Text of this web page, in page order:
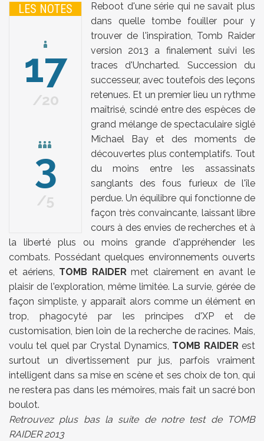
LES NOTES
17
20
3
5
Reboot d'une série qui ne savait plus
dans quelle tombe fouiller pour y
trouver de l'inspiration, Tomb Raider
version 2013 a finalement suivi les
traces d'Uncharted. Succession du
successeur, avec toutefois des leçons
retenues. Et un premier lieu un rythme
maîtrisé, scindé entre des espèces de
grand mélange de spectaculaire siglé
Michael Bay et des moments de
découvertes plus contemplatifs. Tout
du moins entre les assassinats
sanglants des fous furieux de l'île
perdue. Un équilibre qui fonctionne de
façon très convaincante, laissant libre
cours à des envies de recherches et à
la liberté plus ou moins grande d'appréhender les
combats. Possédant quelques environnements ouverts
et aériens, TOMB RAIDERmet clairement en avant le
plaisir de l'exploration, même limitée. La survie, gérée de
façon simpliste, y apparaît alors comme un élément en
trop, phagocyté par les principes d'XP et de
customisation, bien loin de la recherche de racines. Mais,
voulu tel quel par Crystal Dynamics, TOMB RAIDERest
surtout un divertissement pur jus, parfois vraiment
intelligent dans sa mise en scène et ses choix de ton, qui
ne restera pas dans les mémoires, mais fait un sacré bon
boulot.
Retrouvez plus bas la suite de notre test de TOMB
RAIDER 2013